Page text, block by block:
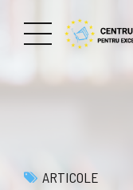
ARTICOLE